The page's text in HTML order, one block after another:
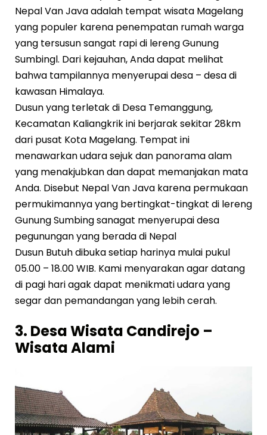
Nepal Van Java adalah tempat wisata Magelang
yang populer karena penempatan rumah warga
yang tersusun sangat rapi di lereng Gunung
Sumbingl. Dari kejauhan, Anda dapat melihat
bahwa tampilannya menyerupai desa – desa di
kawasan Himalaya.
Dusun yang terletak di Desa Temanggung,
Kecamatan Kaliangkrik ini berjarak sekitar 28km
dari pusat Kota Magelang. Tempat ini
menawarkan udara sejuk dan panorama alam
yang menakjubkan dan dapat memanjakan mata
Anda. Disebut Nepal Van Java karena permukaan
permukimannya yang bertingkat-tingkat di lereng
Gunung Sumbing sanagat menyerupai desa
pegunungan yang berada di Nepal
Dusun Butuh dibuka setiap harinya mulai pukul
05.00 – 18.00 WIB. Kami menyarakan agar datang
di pagi hari agak dapat menikmati udara yang
segar dan pemandangan yang lebih cerah.
3. Desa Wisata Candirejo –
Wisata Alami